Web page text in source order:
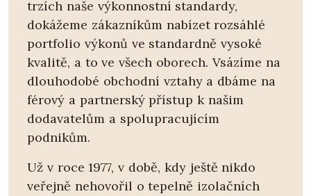
trzích naše výkonnostní standardy,
dokážeme zákazníkům nabízet rozsáhlé
portfolio výkonů ve standardně vysoké
kvalitě, a to ve všech oborech. Vsázíme na
dlouhodobé obchodní vztahy a dbáme na
férový a partnerský přístup k našim
dodavatelům a spolupracujícím
podnikům.
Už v roce 1977, v době, kdy ještě nikdo
veřejně nehovořil o tepelně izolačních